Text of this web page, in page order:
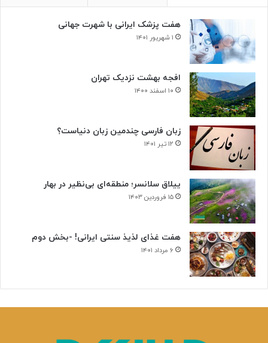
ل
هفت پزشک ایرانی با شهرت جهانی
۱ شهریور ۱۴۰۱
افجه بهشت نزدیک تهران
۱۰ اسفند ۱۴۰۰
زبان فارسی چندمین زبان دنیاست؟
۱۲ تیر ۱۴۰۱
ییلاق سلانسر؛ منطقه‌ای بی‌نظیر در بهار
۱۵ فروردین ۱۴۰۳
هفت غذای لذیذ سنتی ایرانی! -بخش دوم
۶ مرداد ۱۴۰۱